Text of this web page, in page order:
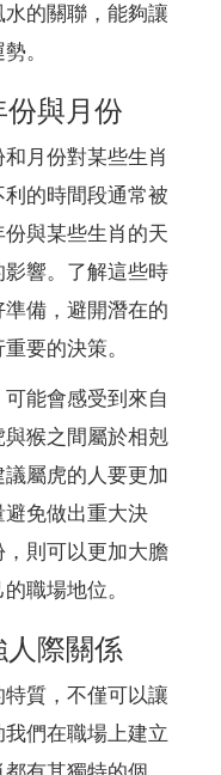
的關聯，能夠讓
。
與月份
月份對某些生肖
的時間段通常被
與某些生肖的天
響。了解這些時
備，避開潛在的
要的決策。
能會感受到來自
猴之間屬於相剋
屬虎的人要更加
免做出重大決
則可以更加大膽
職場地位。
人際關係
質，不僅可以讓
們在職場上建立